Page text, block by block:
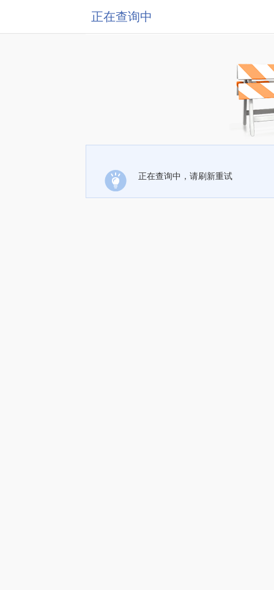
正在查询中
正在查询中，请刷新重试